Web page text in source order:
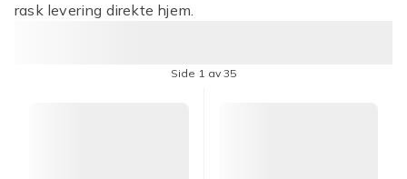
rask levering direkte hjem.
Side 1 av 35